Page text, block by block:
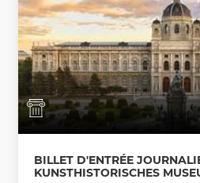
BILLET D'ENTRÉE
KUNSTHISTORISCHES